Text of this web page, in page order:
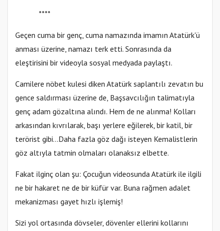
****
Geçen cuma bir genç, cuma namazında imamın Atatürk'ü
anması üzerine, namazı terk etti. Sonrasında da
eleştirisini bir videoyla sosyal medyada paylaştı.
Camilere nöbet kulesi diken Atatürk saplantılı zevatın bu
gence saldırması üzerine de, Başsavcılığın talimatıyla
genç adam gözaltına alındı. Hem de ne alınma! Kolları
arkasından kıvrılarak, başı yerlere eğilerek, bir katil, bir
terörist gibi...Daha fazla göz dağı isteyen Kemalistlerin
göz altıyla tatmin olmaları olanaksız elbette.
Fakat ilginç olan şu: Çocuğun videosunda Atatürk ile ilgili
ne bir hakaret ne de bir küfür var. Buna rağmen adalet
mekanizması gayet hızlı işlemiş!
Sizi yol ortasında dövseler, dövenler ellerini kollarını